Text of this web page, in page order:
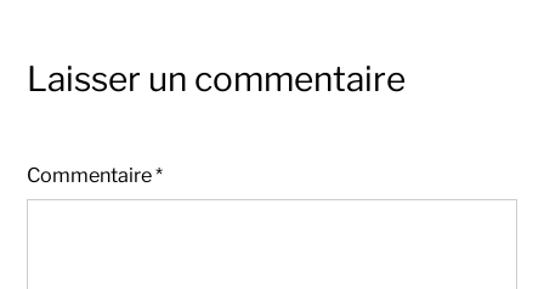
Laisser un commentaire
Commentaire*